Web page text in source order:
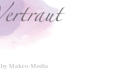
Makro-Media